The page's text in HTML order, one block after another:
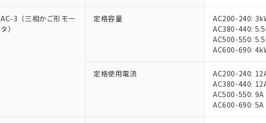
AC-3（三相かご形モー
タ）
定格容量
AC200-240:
AC380-440:
AC500-550:
AC600-690:
定格使用電流
AC200-240:
AC380-440:
AC500-550: 9A
AC600-690: 5A